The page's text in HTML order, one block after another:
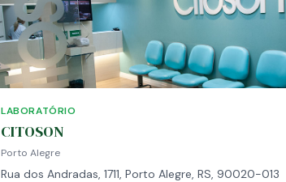
LABORATÓRIO
CITOSON
Porto Alegre
Rua dos Andradas, 1711, Porto Alegre, RS, 90020-013